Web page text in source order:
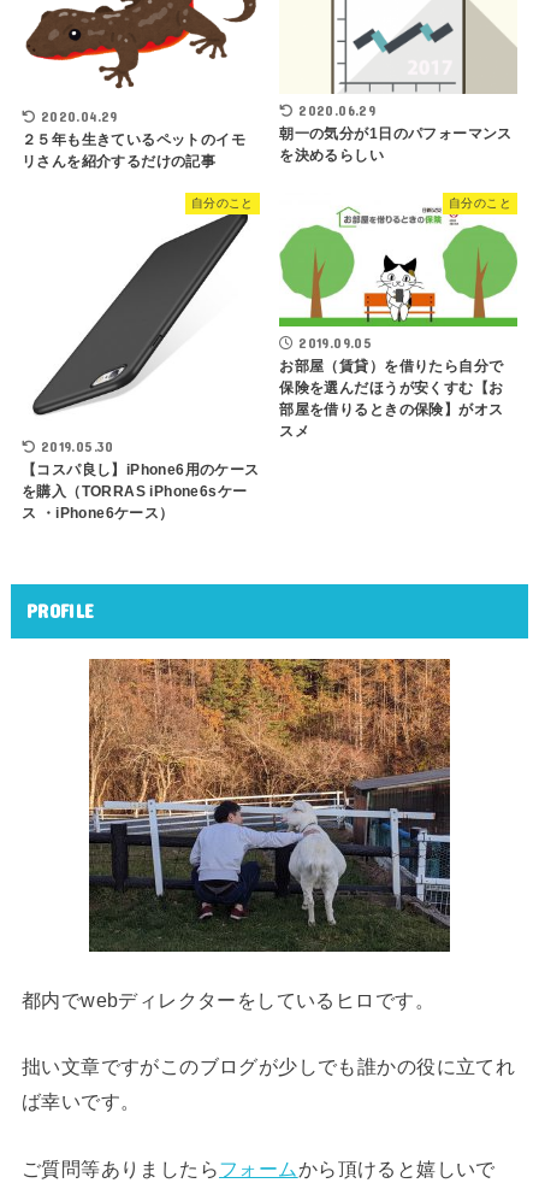
2020.04.29
２５年も生きているペットのイモ
リさんを紹介するだけの記事
2020.06.29
朝一の気分が1日のパフォーマンス
を決めるらしい
自分のこと
2019.05.30
【コスパ良し】iPhone6用のケース
を購入（TORRAS iPhone6sケー
ス ・iPhone6ケース）
自分のこと
2019.09.05
お部屋（賃貸）を借りたら自分で
保険を選んだほうが安くすむ【お
部屋を借りるときの保険】がオス
スメ
PROFILE
都内でwebディレクターをしているヒロです。
拙い文章ですがこのブログが少しでも誰かの役に立てれ
ば幸いです。
ご質問等ありましたらフォームから頂けると嬉しいで